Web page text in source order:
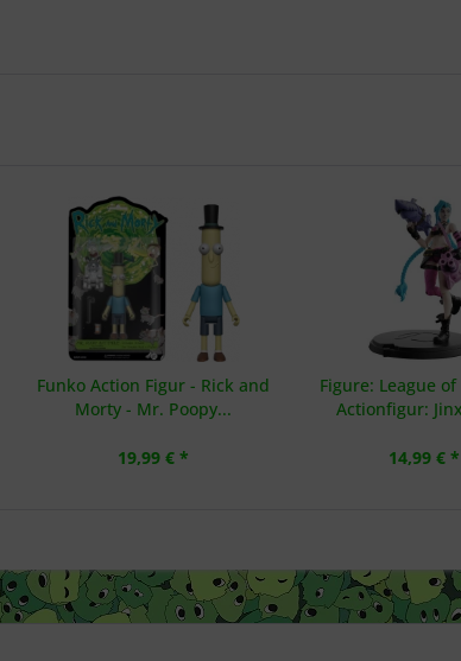
Funko Action Figur - Rick and
Morty - Mr. Poopy...
19,99 € *
Figure: League of
Actionfigur:
14,99 € *